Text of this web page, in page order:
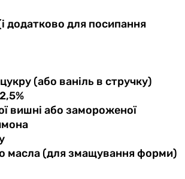
додатково для посипання
цукру (або ваніль в стручку)
2,5%
вишні або замороженої
масла (для змащування форми)